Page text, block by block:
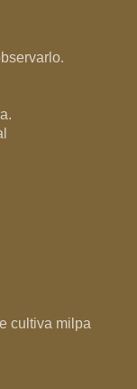
cultiva milpa